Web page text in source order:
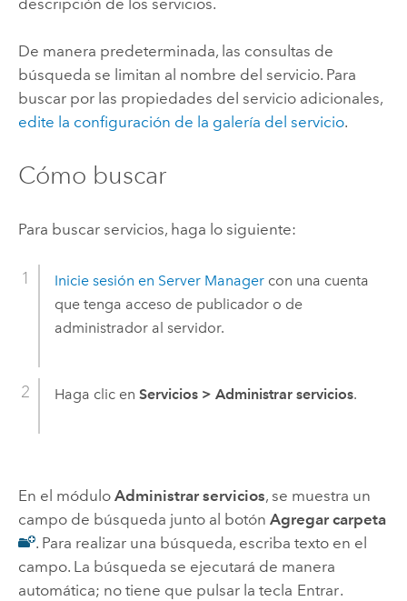
De manera predeterminada, las consultas de
búsqueda se limitan al nombre del servicio. Para
buscar por las propiedades del servicio adicionales,
edite la configuración de la galería del servicio.
Cómo buscar
Para buscar servicios, haga lo siguiente:
Inicie sesión en Server Managercon una cuenta
que tenga acceso de publicador o de
administrador al servidor.
Haga clic en Servicios > Administrar servicios.
En el módulo Administrar servicios, se muestra un
campo de búsqueda junto al botón Agregar carpeta
. Para realizar una búsqueda, escriba texto en el
campo. La búsqueda se ejecutará de manera
automática; no tiene que pulsar la tecla Entrar.